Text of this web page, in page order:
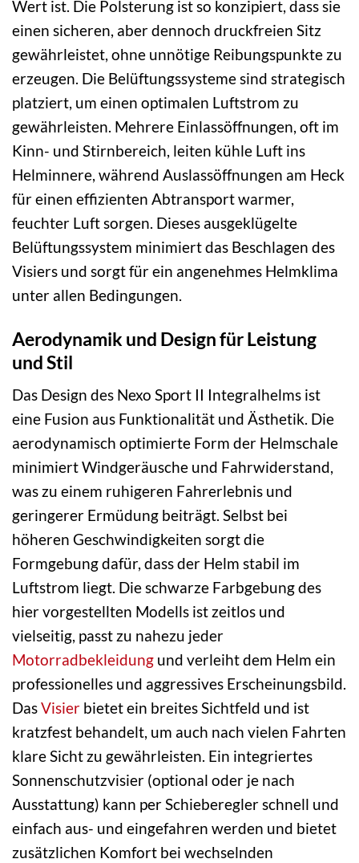
Wert ist. Die Polsterung ist so konzipiert, dass sie
einen sicheren, aber dennoch druckfreien Sitz
gewährleistet, ohne unnötige Reibungspunkte zu
erzeugen. Die Belüftungssysteme sind strategisch
platziert, um einen optimalen Luftstrom zu
gewährleisten. Mehrere Einlassöffnungen, oft im
Kinn- und Stirnbereich, leiten kühle Luft ins
Helminnere, während Auslassöffnungen am Heck
für einen effizienten Abtransport warmer,
feuchter Luft sorgen. Dieses ausgeklügelte
Belüftungssystem minimiert das Beschlagen des
Visiers und sorgt für ein angenehmes Helmklima
unter allen Bedingungen.
Aerodynamik und Design für Leistung
und Stil
Das Design des Nexo Sport II Integralhelms ist
eine Fusion aus Funktionalität und Ästhetik. Die
aerodynamisch optimierte Form der Helmschale
minimiert Windgeräusche und Fahrwiderstand,
was zu einem ruhigeren Fahrerlebnis und
geringerer Ermüdung beiträgt. Selbst bei
höheren Geschwindigkeiten sorgt die
Formgebung dafür, dass der Helm stabil im
Luftstrom liegt. Die schwarze Farbgebung des
hier vorgestellten Modells ist zeitlos und
vielseitig, passt zu nahezu jeder
Motorradbekleidung und verleiht dem Helm ein
professionelles und aggressives Erscheinungsbild.
DasVisier bietet ein breites Sichtfeld und ist
kratzfest behandelt, um auch nach vielen Fahrten
klare Sicht zu gewährleisten. Ein integriertes
Sonnenschutzvisier (optional oder je nach
Ausstattung) kann per Schieberegler schnell und
einfach aus- und eingefahren werden und bietet
zusätzlichen Komfort bei wechselnden